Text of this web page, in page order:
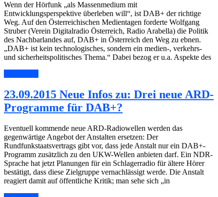
Wenn der Hörfunk „als Massenmedium mit
Entwicklungsperspektive überleben will“, ist DAB+ der richtige
Weg. Auf den Österreichischen Medientagen forderte Wolfgang
Struber (Verein Digitalradio Österreich, Radio Arabella) die Politik
des Nachbarlandes auf, DAB+ in Österreich den Weg zu ebnen.
„DAB+ ist kein technologisches, sondern ein medien-, verkehrs-
und sicherheitspolitisches Thema.“ Dabei bezog er u.a. Aspekte des
23.09.2015 Neue Infos zu: Drei neue ARD-
Programme für DAB+?
Eventuell kommende neue ARD-Radiowellen werden das
gegenwärtige Angebot der Anstalten ersetzen: Der
Rundfunkstaatsvertrags gibt vor, dass jede Anstalt nur ein DAB+-
Programm zusätzlich zu den UKW-Wellen anbieten darf. Ein NDR-
Sprache hat jetzt Planungen für ein Schlagerradio für ältere Hörer
bestätigt, dass diese Zielgruppe vernachlässigt werde. Die Anstalt
reagiert damit auf öffentliche Kritik; man sehe sich „in